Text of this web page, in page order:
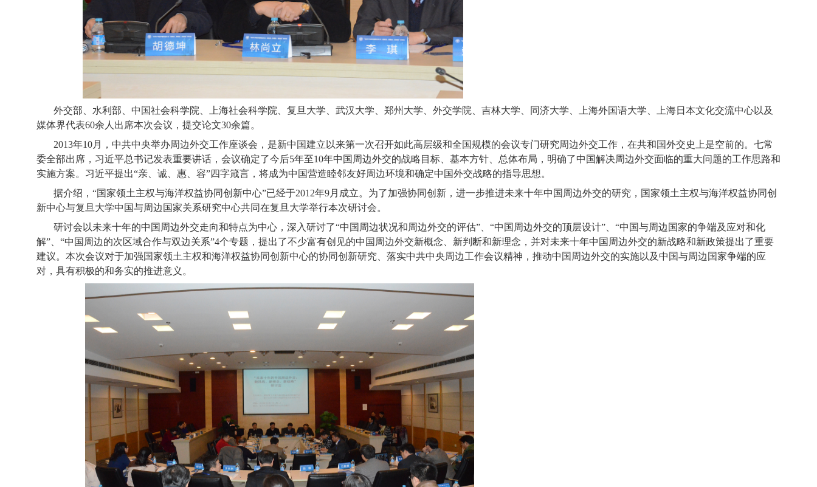
外交部、水利部、中国社会科学院、上海社会科学院、复旦大学、武汉大学、郑州大学、外交学院、吉林大学、同济大学、上海外国语大学、上海日本文化交流中心以及
媒体界代表60余人出席本次会议，提交论文30余篇。
2013年10月，中共中央举办周边外交工作座谈会，是新中国建立以来第一次召开如此高层级和全国规模的会议专门研究周边外交工作，在共和国外交史上是空前的。七常
委全部出席，习近平总书记发表重要讲话，会议确定了今后5年至10年中国周边外交的战略目标、基本方针、总体布局，明确了中国解决周边外交面临的重大问题的工作思路和
实施方案。习近平提出“亲、诚、惠、容”四字箴言，将成为中国营造睦邻友好周边环境和确定中国外交战略的指导思想。
据介绍，“国家领土主权与海洋权益协同创新中心”已经于2012年9月成立。为了加强协同创新，进一步推进未来十年中国周边外交的研究，国家领土主权与海洋权益协同创
新中心与复旦大学中国与周边国家关系研究中心共同在复旦大学举行本次研讨会。
研讨会以未来十年的中国周边外交走向和特点为中心，深入研讨了“中国周边状况和周边外交的评估”、“中国周边外交的顶层设计”、“中国与周边国家的争端及应对和化
解”、“中国周边的次区域合作与双边关系”4个专题，提出了不少富有创见的中国周边外交新概念、新判断和新理念，并对未来十年中国周边外交的新战略和新政策提出了重要
建议。本次会议对于加强国家领土主权和海洋权益协同创新中心的协同创新研究、落实中共中央周边工作会议精神，推动中国周边外交的实施以及中国与周边国家争端的应
对，具有积极的和务实的推进意义。